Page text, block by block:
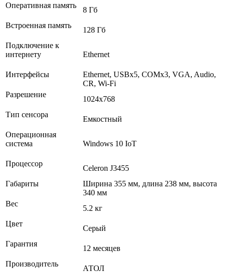
Оперативная память
8 Гб
Встроенная память
128 Гб
Подключение к
интернету
Ethernet
Интерфейсы
Ethernet, USBх5, COMх3, VGA, Audio,
CR, Wi-Fi
Разрешение
1024x768
Тип сенсора
Емкостный
Операционная
система
Windows 10 IoT
Процессор
Celeron J3455
Габариты
Ширина 355 мм, длина 238 мм, высота
340 мм
Вес
5.2 кг
Цвет
Серый
Гарантия
12 месяцев
Производитель
АТОЛ